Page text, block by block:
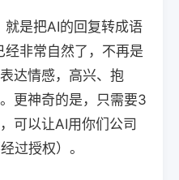
是把AI的回复转成语
非常自然了，不再是
达情感，高兴、抱
更神奇的是，只需要3
可以让AI用你们公司
过授权）。